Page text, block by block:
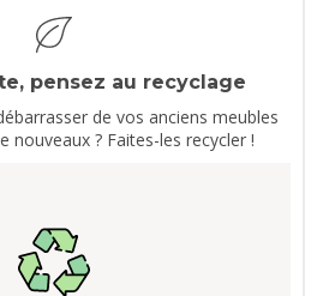
pensez au recyclage
de vos anciens meubles
nouveaux ? Faites-les recycler !